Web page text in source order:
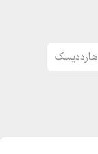
هارددیسک